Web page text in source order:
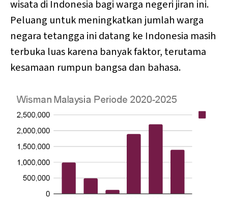
wisata di Indonesia bagi warga negeri jiran ini.
Peluang untuk meningkatkan jumlah warga
negara tetangga ini datang ke Indonesia masih
terbuka luas karena banyak faktor, terutama
kesamaan rumpun bangsa dan bahasa.